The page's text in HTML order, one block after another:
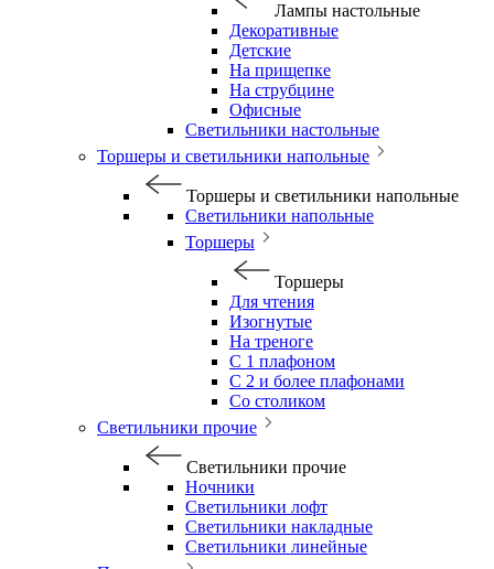
Лампы настольные
Декоративные
Детские
На прищепке
На струбцине
Офисные
Светильники настольные
Торшеры и светильники напольные
Торшеры и светильники напольные
Светильники напольные
Торшеры
Торшеры
Для чтения
Изогнутые
На треноге
С 1 плафоном
С 2 и более плафонами
Со столиком
Светильники прочие
Светильники прочие
Ночники
Светильники лофт
Светильники накладные
Светильники линейные